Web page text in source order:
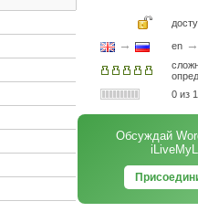
→ en →
0 из
Обсуждай